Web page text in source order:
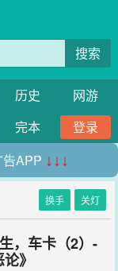
搜索
历史
网游
完本
登录
APP ↓↓↓
换手 关灯
，车卡（2）-
》